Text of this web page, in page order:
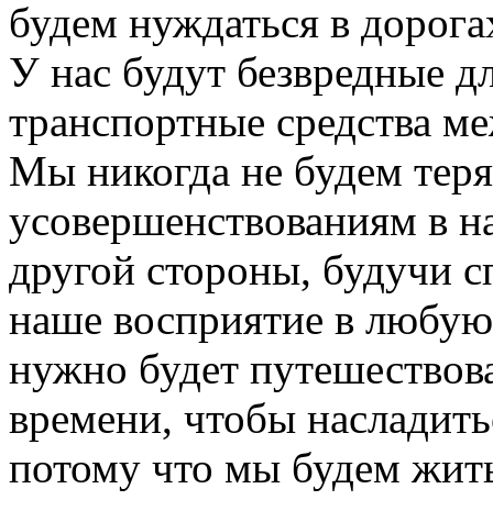
будем нуждаться в
У нас будут безвредные
транспортные средства
Мы никогда не будем
усовершенствованиям в
другой стороны, будучи
наше восприятие в
нужно будет
времени, чтобы
потому что мы будем